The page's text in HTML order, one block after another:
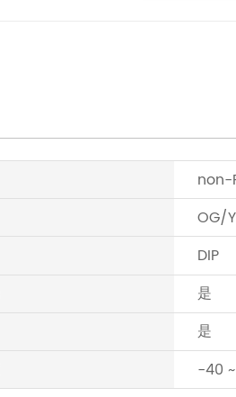
non-
OG/Y
DIP
是
是
-40